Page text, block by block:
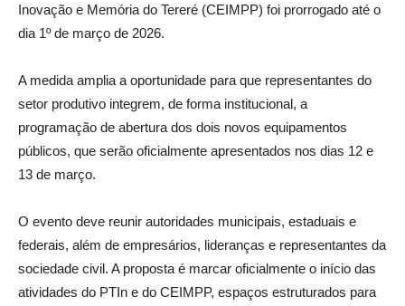
Inovação e Memória do Tereré (CEIMPP) foi prorrogado até o
dia 1º de março de 2026.
A medida amplia a oportunidade para que representantes do
setor produtivo integrem, de forma institucional, a
programação de abertura dos dois novos equipamentos
públicos, que serão oficialmente apresentados nos dias 12 e
13 de março.
O evento deve reunir autoridades municipais, estaduais e
federais, além de empresários, lideranças e representantes da
sociedade civil. A proposta é marcar oficialmente o início das
atividades do PTIn e do CEIMPP, espaços estruturados para